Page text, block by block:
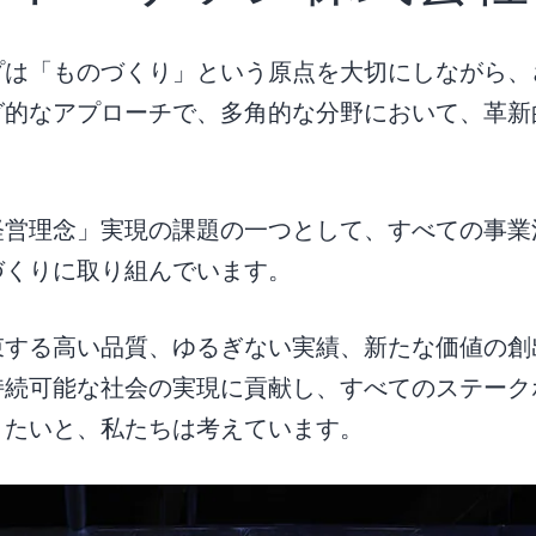
「ものづくり」という原点を大切にしながら
なアプローチで、多角的な分野において、革
理念」実現の課題の一つとして、すべての事
りに取り組んでいます。
る高い品質、ゆるぎない実績、新たな価値の
可能な社会の実現に貢献し、すべてのステー
いと、私たちは考えています。